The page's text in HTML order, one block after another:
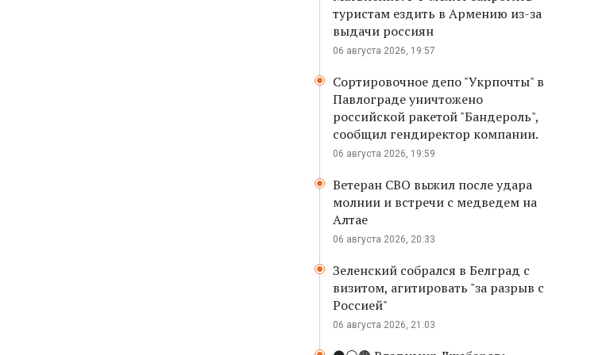
туристам ездить в Армению из-за
выдачи россиян
06 августа 2026, 19:57
Сортировочное депо "Укрпочты" в
Павлограде уничтожено
российской ракетой "Бандероль",
сообщил гендиректор компании.
06 августа 2026, 19:59
Ветеран СВО выжил после удара
молнии и встречи с медведем на
Алтае
06 августа 2026, 20:33
Зеленский собрался в Белград с
визитом, агитировать "за разрыв с
Россией"
06 августа 2026, 21:03